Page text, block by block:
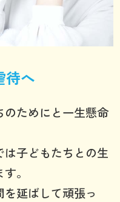
待へ
ためにと一生懸命
は子どもたちとの生
。
延ばして頑張っ